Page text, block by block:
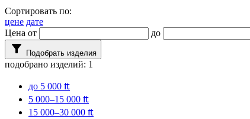
Сортировать по:
цене дате
Цена от
до
filter_alt Подобрать изделия
подобрано изделий: 1
до 5 000 ₶
5 000–15 000 ₶
15 000–30 000 ₶